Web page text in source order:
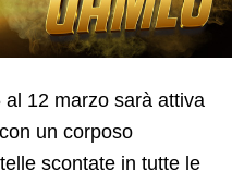
12 marzo sarà attiva
un corposo
scontate in tutte le